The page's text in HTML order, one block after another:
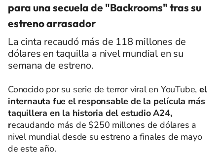
para una secuela de "Backrooms" tras su
estreno arrasador
La cinta recaudó más de 118 millones de
dólares en taquilla a nivel mundial en su
semana de estreno.
Conocido por su serie de terror viral en YouTube, el
internauta fue el responsable de la película más
taquillera en la historia del estudio A24,
recaudando más de $250 millones de dólares a
nivel mundial desde su estreno a finales de mayo
de este año.